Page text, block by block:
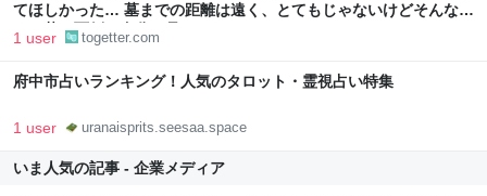
てほしかった… 墓までの距離は遠く、とてもじゃないけどそんな遠
くの墓の面倒を自分は見られない
1 user togetter.com
府中市占いランキング！人気のタロット・霊視占い特集
1 user uranaisprits.seesaa.space
いま人気の記事 - 企業メディア